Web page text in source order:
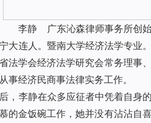
李静 广东沁森律师事务所创
大连人。暨南大学经济法学专业
法学会经济法学研究会常务理事
事经济民商事法律实务工作。
，李静在众多应征者中凭着自身
的金饭碗工作，她并没有沾沾自